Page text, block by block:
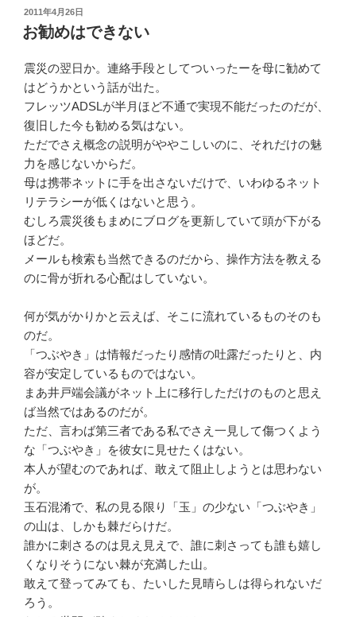
投
稿
日:
2011年4月26日
お勧めはできない
震災の翌日か。連絡手段としてついったーを母に勧めて
はどうかという話が出た。
フレッツADSLが半月ほど不通で実現不能だったのだが、
復旧した今も勧める気はない。
ただでさえ概念の説明がややこしいのに、それだけの魅
力を感じないからだ。
母は携帯ネットに手を出さないだけで、いわゆるネット
リテラシーが低くはないと思う。
むしろ震災後もまめにブログを更新していて頭が下がる
ほどだ。
メールも検索も当然できるのだから、操作方法を教える
のに骨が折れる心配はしていない。
何が気がかりかと云えば、そこに流れているものそのも
のだ。
「つぶやき」は情報だったり感情の吐露だったりと、内
容が安定しているものではない。
まあ井戸端会議がネット上に移行しただけのものと思え
ば当然ではあるのだが。
ただ、言わば第三者である私でさえ一見して傷つくよう
な「つぶやき」を彼女に見せたくはない。
本人が望むのであれば、敢えて阻止しようとは思わない
が。
玉石混淆で、私の見る限り「玉」の少ない「つぶやき」
の山は、しかも棘だらけだ。
誰かに刺さるのは見え見えで、誰に刺さっても誰も嬉し
くなりそうにない棘が充満した山。
敢えて登ってみても、たいした見晴らしは得られないだ
ろう。